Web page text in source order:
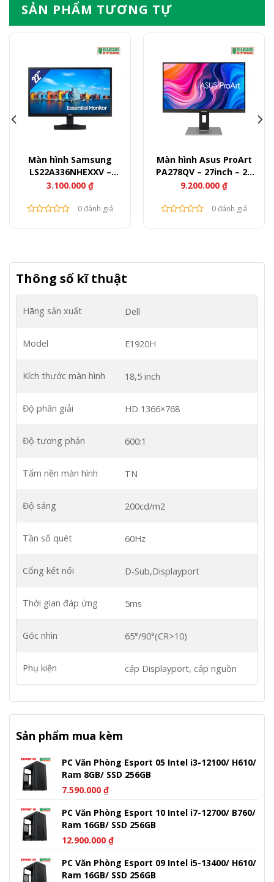
SẢN PHẨM TƯƠNG TỰ
Màn hình Samsung
LS22A336NHEXXV –
21,5inch – FullHD – 60Hz
3.100.000 ₫
0 đánh giá
Màn hình Asus ProArt
PA278QV – 27inch – 2K
IPS – 75Hz – 350nits
9.200.000 ₫
0 đánh giá
Thông số kĩ thuật
Hãng sản xuất Dell
Model E1920H
Kích thước màn hình 18,5 inch
Độ phân giải HD 1366×768
Độ tương phản 600:1
Tấm nền màn hình TN
Độ sáng 200cd/m2
Tần số quét 60Hz
Cổng kết nối D-Sub,Displayport
Thời gian đáp ứng 5ms
Góc nhìn 65°/90°(CR>10)
Phụ kiện cáp Displayport, cáp nguồn
Sản phẩm mua kèm
PC Văn Phòng Esport 05 Intel i3-12100/ H610/
Ram 8GB/ SSD 256GB
7.590.000 ₫
PC Văn Phòng Esport 10 Intel i7-12700/ B760/
Ram 16GB/ SSD 256GB
12.900.000 ₫
PC Văn Phòng Esport 09 Intel i5-13400/ H610/
Ram 16GB/ SSD 256GB